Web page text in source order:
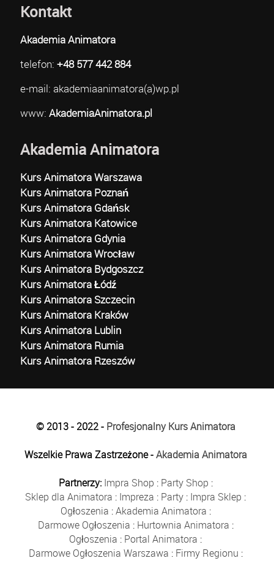
Kontakt
Akademia Animatora
telefon: +48 577 442 884
e-mail: akademiaanimatora(a)wp.pl
www: AkademiaAnimatora.pl
Akademia Animatora
Kurs Animatora Warszawa
Kurs Animatora Poznań
Kurs Animatora Gdańsk
Kurs Animatora Katowice
Kurs Animatora Gdynia
Kurs Animatora Wrocław
Kurs Animatora Bydgoszcz
Kurs Animatora Łódź
Kurs Animatora Szczecin
Kurs Animatora Kraków
Kurs Animatora Lublin
Kurs Animatora Rumia
Kurs Animatora Rzeszów
© 2013 - 2022 - Profesjonalny Kurs Animatora
Wszelkie Prawa Zastrzeżone -Akademia Animatora
Partnerzy: Impra Shop : Party Shop :
Sklep dla Animatora : Impreza : Party : Impra Sklep :
Ogłoszenia :Akademia Animatora :
Darmowe Ogłoszenia : Hurtownia Animatora :
Ogłoszenia : Portal Animatora :
Darmowe Ogłoszenia Warszawa : Firmy Regionu :